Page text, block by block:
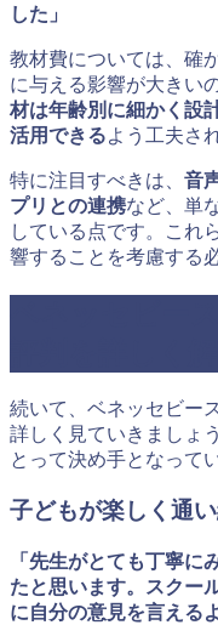
した」
教材費については、確
に与える影響が大きい
材は年齢別に細かく設
活用できるよう工夫さ
特に注目すべきは、 音
プリとの連携など、単
している点です。これ
響することを考慮する
続いて、ベネッセビー
詳しく見ていきましょ
とって決め手となって
子どもが楽しく通
「先生がとても丁寧に
たと思います。スクー
に自分の意見を言える